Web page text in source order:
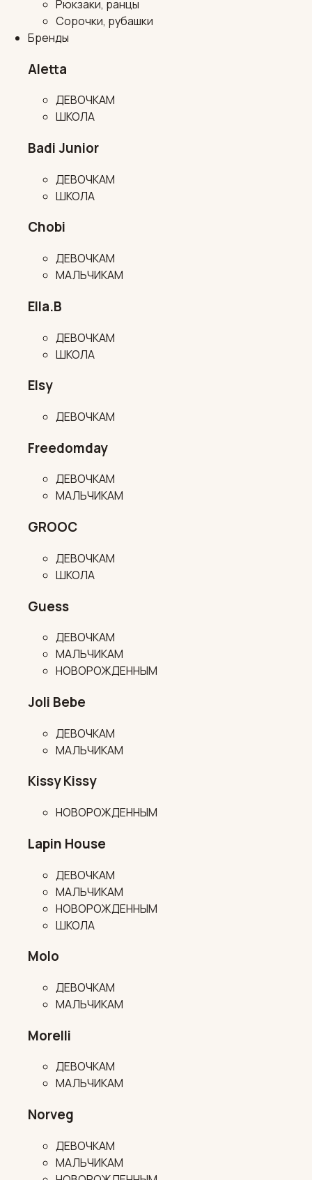
Рюкзаки, ранцы
Сорочки, рубашки
Бренды
Aletta
ДЕВОЧКАМ
ШКОЛА
Badi Junior
ДЕВОЧКАМ
ШКОЛА
Chobi
ДЕВОЧКАМ
МАЛЬЧИКАМ
Ella.B
ДЕВОЧКАМ
ШКОЛА
Elsy
ДЕВОЧКАМ
Freedomday
ДЕВОЧКАМ
МАЛЬЧИКАМ
GROOC
ДЕВОЧКАМ
ШКОЛА
Guess
ДЕВОЧКАМ
МАЛЬЧИКАМ
НОВОРОЖДЕННЫМ
Joli Bebe
ДЕВОЧКАМ
МАЛЬЧИКАМ
Kissy Kissy
НОВОРОЖДЕННЫМ
Lapin House
ДЕВОЧКАМ
МАЛЬЧИКАМ
НОВОРОЖДЕННЫМ
ШКОЛА
Molo
ДЕВОЧКАМ
МАЛЬЧИКАМ
Morelli
ДЕВОЧКАМ
МАЛЬЧИКАМ
Norveg
ДЕВОЧКАМ
МАЛЬЧИКАМ